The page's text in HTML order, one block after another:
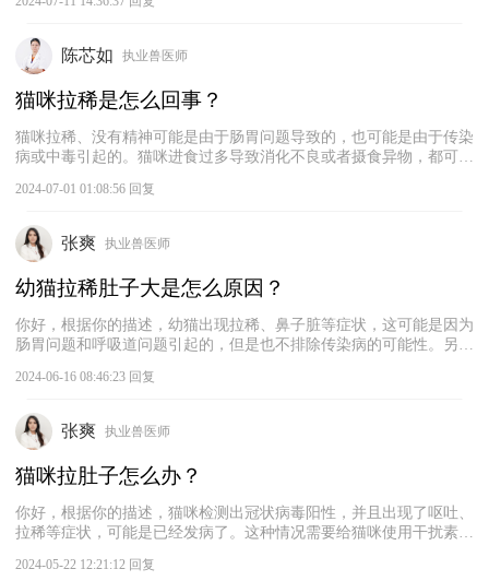
菌或蒙脱石散，观察其症状是否有所缓解。如果症状没有缓解，建议
陈芯如 执业兽医师
猫咪拉稀是怎么回事？
猫咪拉稀、没有精神可能是由于肠胃问题导致的，也可能是由于传染
病或中毒引起的。猫咪进食过多导致消化不良或者摄食异物，都可能
食一段时间，并适当地给它喂一些宠物广谱消炎药和益生菌，看猫咪
物医院进行检查，根据检查结果采取恰当的治疗措施。
2024-07-01 01:08:56 回复
张爽 执业兽医师
幼猫拉稀肚子大是怎么原因？
你好，根据你的描述，幼猫出现拉稀、鼻子脏等症状，这可能是因为
肠胃问题和呼吸道问题引起的，但是也不排除传染病的可能性。另
的，也可能是某种疾病引起的。建议带猫咪去宠物医院做进一步的检
疾病的风险较大，建议对其进行全面的身体检查，确保其身体健康。
2024-06-16 08:46:23 回复
张爽 执业兽医师
猫咪拉肚子怎么办？
你好，根据你的描述，猫咪检测出冠状病毒阳性，并且出现了呕吐、
拉稀等症状，可能是已经发病了。这种情况需要给猫咪使用干扰素来
及时带猫咪去宠物医院打针治疗，注射干扰素，并进行对症治疗，使
2024-05-22 12:21:12 回复